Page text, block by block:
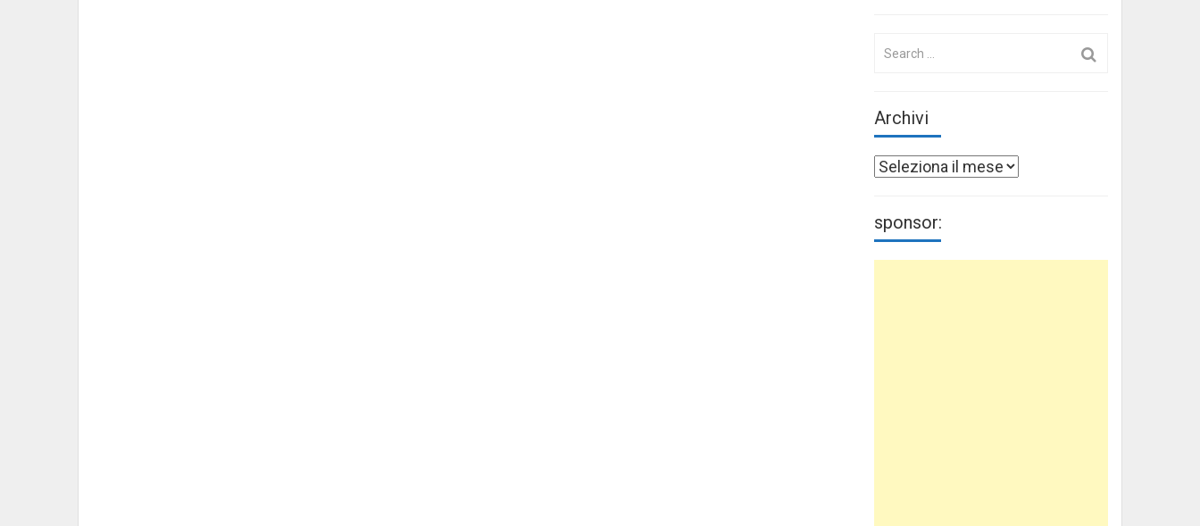
Archivi
Archivi
sponsor: